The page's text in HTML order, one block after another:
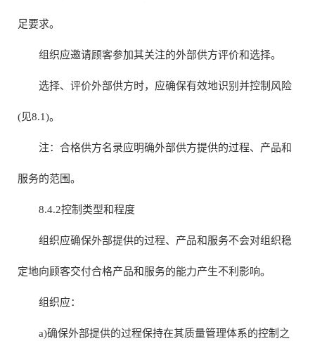
足要求。
组织应邀请顾客参加其关注的外部供方评价和选择。
选择、评价外部供方时，应确保有效地识别并控制风险
(见8.1)。
注：合格供方名录应明确外部供方提供的过程、产品和
服务的范围。
8.4.2控制类型和程度
组织应确保外部提供的过程、产品和服务不会对组织稳
定地向顾客交付合格产品和服务的能力产生不利影响。
组织应：
a)确保外部提供的过程保持在其质量管理体系的控制之